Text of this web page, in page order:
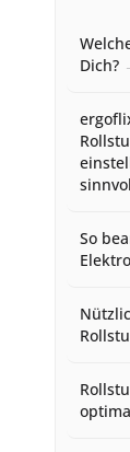
Dich?
So